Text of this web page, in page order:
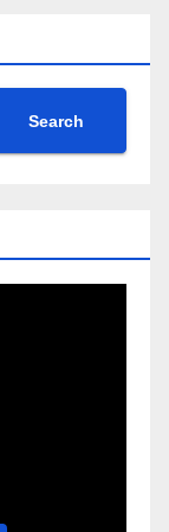
Search